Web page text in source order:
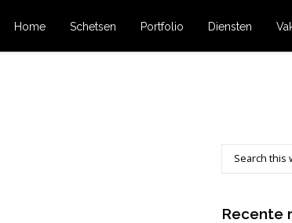
Home Schetsen Portfolio Diensten
Recente